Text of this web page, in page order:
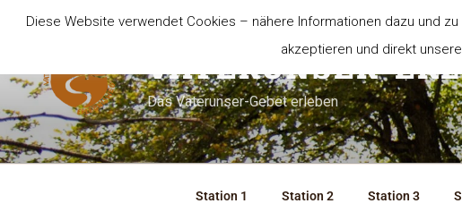
Inhalt
VATERUNSER-
Das Vaterunser-Gebet erleben
Station 1 Station 2 Station 3
Diese Website verwendet Cookies – nähere Informationen dazu und
akzeptieren und direkt